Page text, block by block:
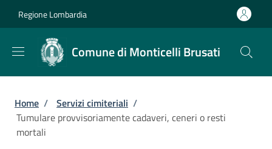
Regione Lombardia
Comune di Monticelli Brusati
Briciole di pane
Home / Servizi cimiteriali /
Tumulare provvisoriamente cadaveri, ceneri o resti
mortali